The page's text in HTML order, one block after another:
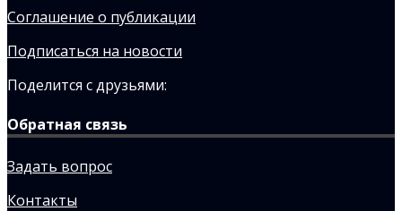
Соглашение о публикации
Подписаться на новости
Поделится с друзьями:
Обратная связь
Задать вопрос
Контакты